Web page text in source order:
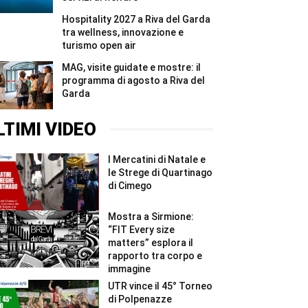
Hospitality 2027 a Riva del Garda
tra wellness, innovazione e
turismo open air
MAG, visite guidate e mostre: il
programma di agosto a Riva del
Garda
VIDEO
I Mercatini di Natale e
le Strege di Quartinago
di Cimego
Mostra a Sirmione:
“FIT Every size
matters” esplora il
rapporto tra corpo e
immagine
UTR vince il 45° Torneo
di Polpenazze